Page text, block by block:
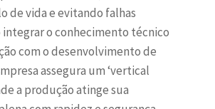
de vida e evitando falhas
integrar o conhecimento técnico
com o desenvolvimento de
assegura um ‘vertical
a produção atinge sua